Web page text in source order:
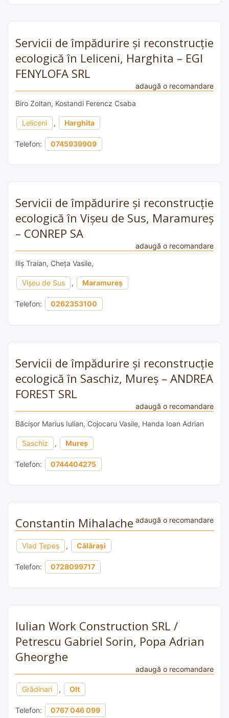
Servicii de împădurire și reconstrucție
ecologică în Leliceni, Harghita – EGI
FENYLOFA SRL
adaugă o recomandare
Biro Zoltan, Kostandi Ferencz Csaba
Leliceni , Harghita
Telefon: 0745939909
Servicii de împădurire și reconstrucție
ecologică în Vișeu de Sus, Maramureș
– CONREP SA
adaugă o recomandare
Iliș Traian, Cheța Vasile,
Vișeu de Sus , Maramureș
Telefon: 0262353100
Servicii de împădurire și reconstrucție
ecologică în Saschiz, Mureș – ANDREA
FOREST SRL
adaugă o recomandare
Băcișor Marius Iulian, Cojocaru Vasile, Handa Ioan Adrian
Saschiz , Mureș
Telefon: 0744404275
Constantin Mihalache adaugă o recomandare
Vlad Țepeș , Călărași
Telefon: 0728099717
Iulian Work Construction SRL /
Petrescu Gabriel Sorin, Popa Adrian
Gheorghe
adaugă o recomandare
Grădinari , Olt
Telefon: 0767 046 099